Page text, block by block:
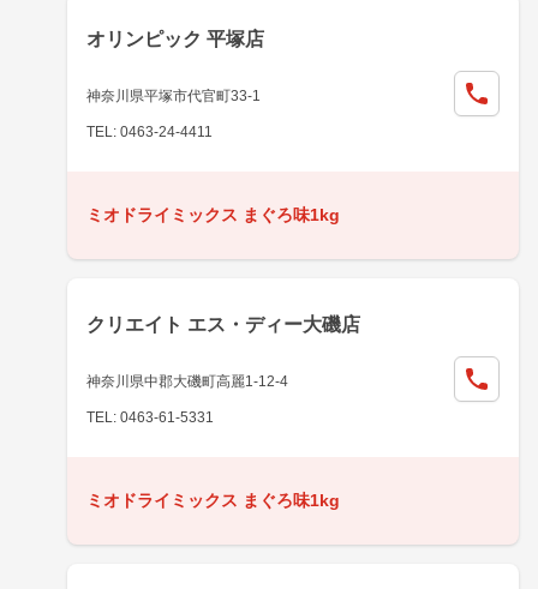
オリンピック 平塚店
神奈川県平塚市代官町33-1
TEL: 0463-24-4411
ミオドライミックス まぐろ味1kg
クリエイト エス・ディー大磯店
神奈川県中郡大磯町高麗1-12-4
TEL: 0463-61-5331
ミオドライミックス まぐろ味1kg